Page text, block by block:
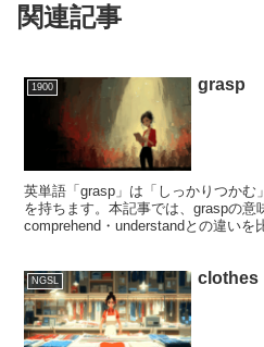
関連記事
1900 grasp
英単語「grasp」は「しっかりつかむ
を持ちます。本記事では、graspの意
comprehend・understandとの違いを
NGSL clothes